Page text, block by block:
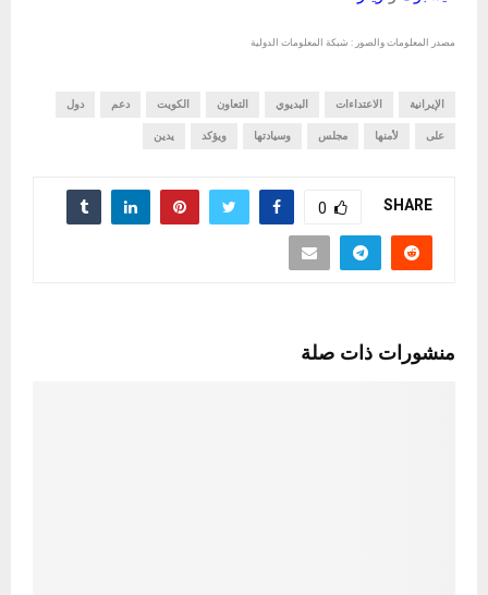
مصدر المعلومات والصور : شبكة المعلومات الدولية
الإيرانية الاعتداءات البديوي التعاون الكويت دعم دول
على لأمنها مجلس وسيادتها ويؤكد يدين
SHARE
0
منشورات ذات صلة